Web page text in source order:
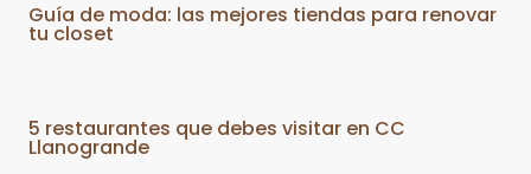
Guía de moda: las mejores tiendas para renovar
tu closet
5 restaurantes que debes visitar en CC
Llanogrande